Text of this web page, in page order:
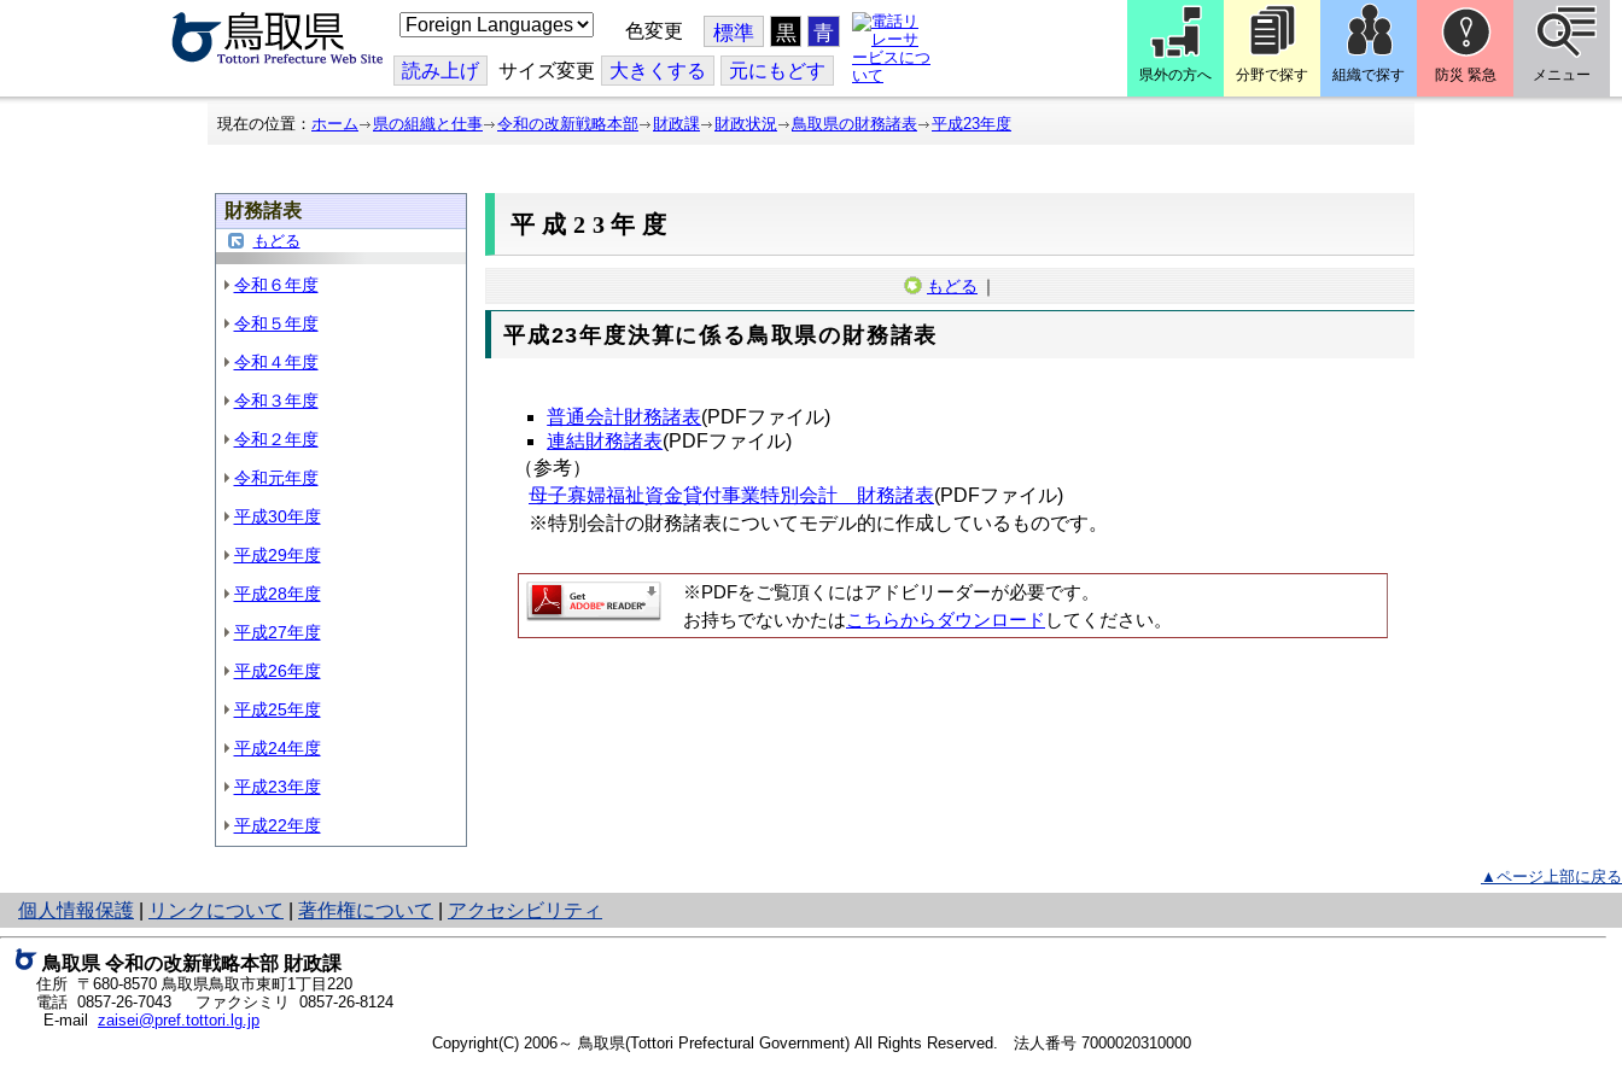
こ
の
ジ
を
翻
色変更 標準 黒 青
読み上げ サイズ変更 大きくする 元にもどす 県外の方へ 分野で探す 組織で探す 防災 緊急 メニュー
現在の位置： ホーム 県の組織と仕事 令和の改新戦略本部 財政課 財政状況 鳥取県の財務諸表 平成23年度
財務諸表
もどる
令和６年度
令和５年度
令和４年度
令和３年度
令和２年度
令和元年度
平成30年度
平成29年度
平成28年度
平成27年度
平成26年度
平成25年度
平成24年度
平成23年度
平成22年度
平成23年度
もどる ｜
平成23年度決算に係る鳥取県の財務諸表
普通会計財務諸表(PDFファイル)
連結財務諸表(PDFファイル)
（参考）
母子寡婦福祉資金貸付事業特別会計 財務諸表(PDFファイル)
※特別会計の財務諸表についてモデル的に作成しているものです。
※PDFをご覧頂くにはアドビリーダーが必要です。
お持ちでないかたはこちらからダウンロード してください。
▲ページ上部に戻る
個人情報保護
と
り
ネ
ッ
ト
へ
リンクについて 著作権について アクセシビリティ
鳥取県 令和の改新戦略本部 財政課
住所 〒680-8570 鳥取県鳥取市東町1丁目220
電話 0857-26-7043
ファクシミリ 0857-26-8124
E-mail zaisei@pref.tottori.lg.jp
Copyright(C) 2006～ 鳥取県(Tottori Prefectural Government) All Rights Reserved. 法人番号 7000020310000